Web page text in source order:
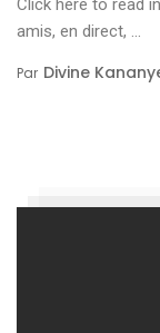
Click here to read
amis, en direct, ...
Par Divine